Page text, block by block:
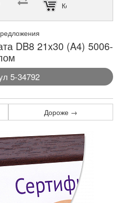
Корзина пуста
DB8 21x30 (A4) 5006-
5-34792
Дороже →